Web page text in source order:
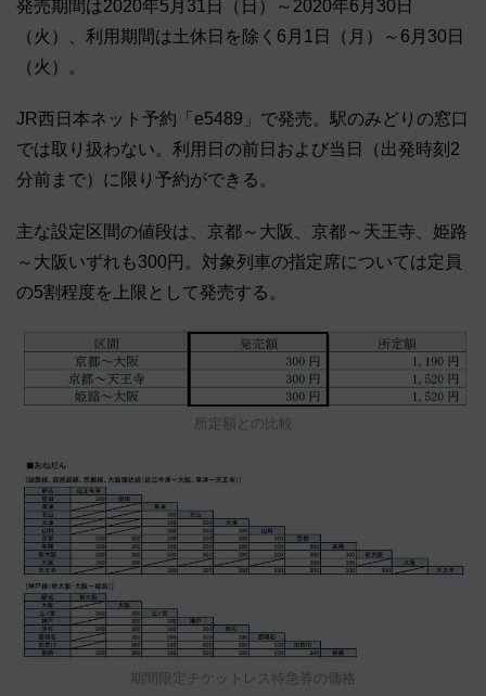
発売期間は2020年5月31日（日）～2020年6月30日
（火）、利用期間は土休日を除く6月1日（月）～6月30日
（火）。
JR西日本ネット予約「e5489」で発売。駅のみどりの窓口
では取り扱わない。利用日の前日および当日（出発時刻2
分前まで）に限り予約ができる。
主な設定区間の値段は、京都～大阪、京都～天王寺、姫路
～大阪いずれも300円。対象列車の指定席については定員
の5割程度を上限として発売する。
所定額との比較
期間限定チケットレス特急券の価格